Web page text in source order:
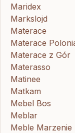
Maridex
Markslojd
Materace
Materace
Materace z Gór
Materasso
Matinee
Matkam
Mebel Bos
Meblar
Meble Marzenie